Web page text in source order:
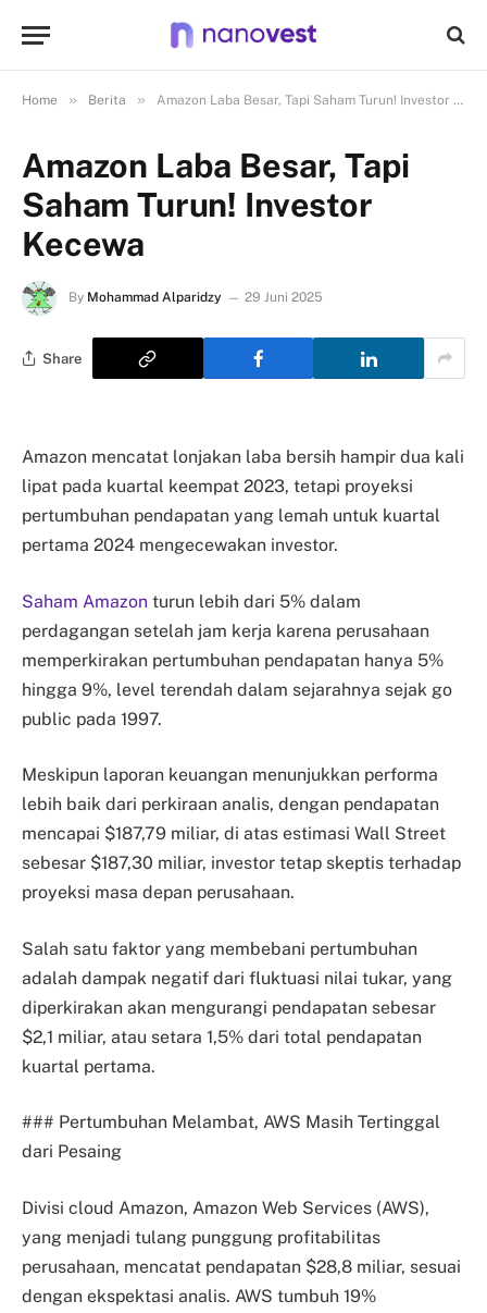
Home » Berita » Amazon Laba Besar, Tapi Saham Turun! Investor Kecewa
Amazon Laba Besar, Tapi
Saham Turun! Investor
Kecewa
By Mohammad Alparidzy 29 Juni 2025
Share
Amazon mencatat lonjakan laba bersih hampir dua kali
lipat pada kuartal keempat 2023, tetapi proyeksi
pertumbuhan pendapatan yang lemah untuk kuartal
pertama 2024 mengecewakan investor.
Saham Amazon turun lebih dari 5% dalam
perdagangan setelah jam kerja karena perusahaan
memperkirakan pertumbuhan pendapatan hanya 5%
hingga 9%, level terendah dalam sejarahnya sejak go
public pada 1997.
Meskipun laporan keuangan menunjukkan performa
lebih baik dari perkiraan analis, dengan pendapatan
mencapai $187,79 miliar, di atas estimasi Wall Street
sebesar $187,30 miliar, investor tetap skeptis terhadap
proyeksi masa depan perusahaan.
Salah satu faktor yang membebani pertumbuhan
adalah dampak negatif dari fluktuasi nilai tukar, yang
diperkirakan akan mengurangi pendapatan sebesar
$2,1 miliar, atau setara 1,5% dari total pendapatan
kuartal pertama.
### Pertumbuhan Melambat, AWS Masih Tertinggal
dari Pesaing
Divisi cloud Amazon, Amazon Web Services (AWS),
yang menjadi tulang punggung profitabilitas
perusahaan, mencatat pendapatan $28,8 miliar, sesuai
dengan ekspektasi analis. AWS tumbuh 19%